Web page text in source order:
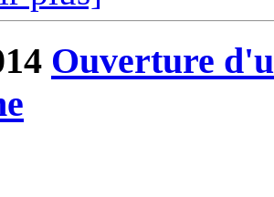
Ouverture